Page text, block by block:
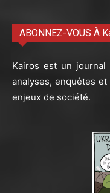
ABONNEZ-VOUS À
Kairos est un journal
analyses, enquêtes
enjeux de société.